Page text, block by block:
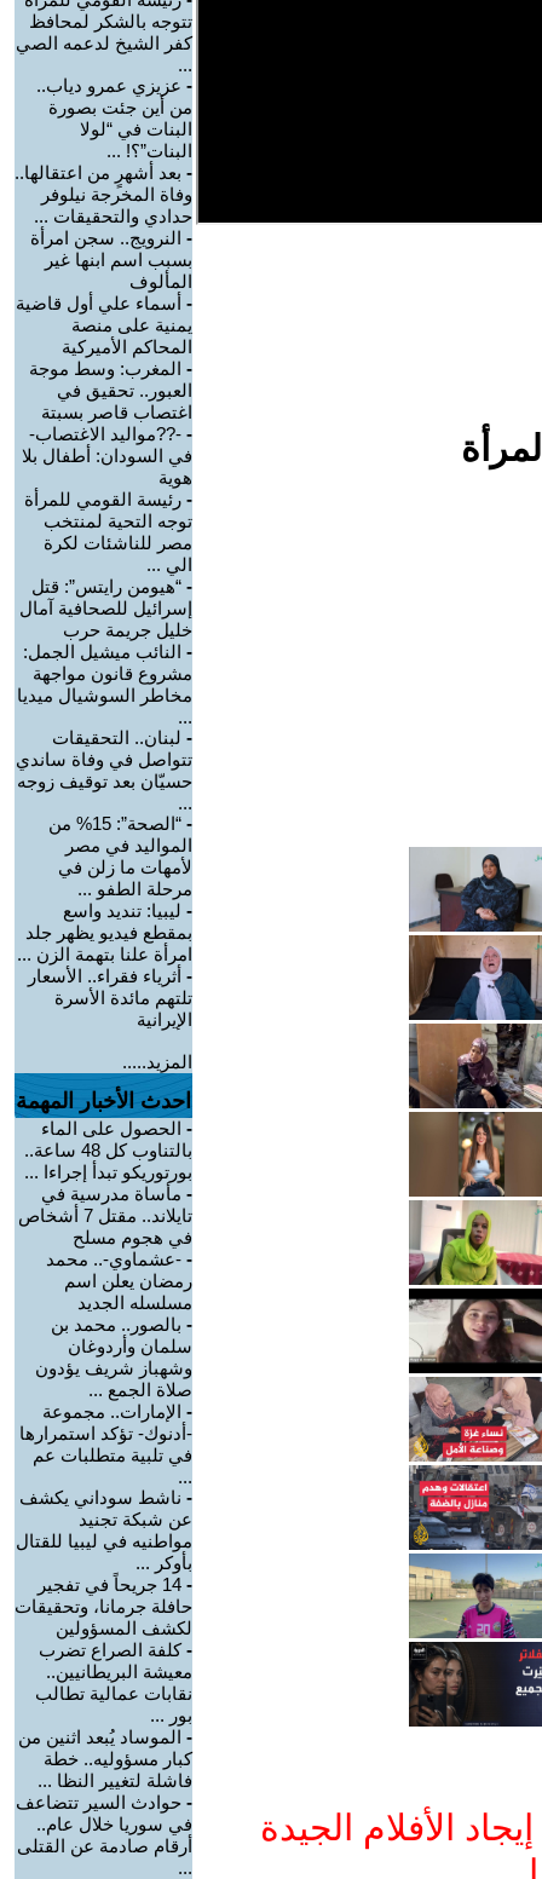
الأفلام الجيدة
تتوجه بالشكر لمحافظ
كفر الشيخ لدعمه الصي
...
- عزيزي عمرو دياب..
من أين جئت بصورة
البنات في “لولا
البنات”؟! ...
- بعد أشهرٍ من اعتقالها..
وفاة المخرجة نيلوفر
حدادي والتحقيقات ...
- النرويج.. سجن امرأة
بسبب اسم ابنها غير
المألوف
- أسماء علي أول قاضية
يمنية على منصة
المحاكم الأميركية
- المغرب: وسط موجة
العبور.. تحقيق في
اغتصاب قاصر بسبتة
- -??مواليد الاغتصاب-
في السودان: أطفال بلا
هوية
- رئيسة القومي للمرأة
توجه التحية لمنتخب
مصر للناشئات لكرة
الي ...
- “هيومن رايتس”: قتل
إسرائيل للصحافية آمال
خليل جريمة حرب
- النائب ميشيل الجمل:
مشروع قانون مواجهة
مخاطر السوشيال ميديا
...
- لبنان.. التحقيقات
تتواصل في وفاة ساندي
حسيّان بعد توقيف زوجه
...
-
“الصحة”: 15% من
المواليد في مصر
لأمهات ما زلن في
مرحلة الطفو ...
- ليبيا: تنديد واسع
بمقطع فيديو يظهر جلد
امرأة علنا بتهمة الزن ...
- أثرياء فقراء.. الأسعار
تلتهم مائدة الأسرة
الإيرانية
المزيد.....
احدث الأخبار المهمة
- الحصول على الماء
بالتناوب كل 48 ساعة..
بورتوريكو تبدأ إجراءا ...
- مأساة مدرسية في
تايلاند.. مقتل 7 أشخاص
في هجوم مسلح
- -عشماوي-.. محمد
رمضان يعلن اسم
مسلسله الجديد
- بالصور.. محمد بن
سلمان وأردوغان
وشهباز شريف يؤدون
صلاة الجمع ...
- الإمارات.. مجموعة
-أدنوك- تؤكد استمرارها
في تلبية متطلبات عم
...
- ناشط سوداني يكشف
عن شبكة تجنيد
مواطنيه في ليبيا للقتال
بأوكر ...
-
14 جريحاً في تفجير
حافلة جرمانا، وتحقيقات
لكشف المسؤولين
-كلفة الصراع تضرب
معيشة البريطانيين..
نقابات عمالية تطالب
بور ...
- الموساد يُبعد اثنين من
كبار مسؤوليه.. خطة
فاشلة لتغيير النظا ...
- حوادث السير تتضاعف
في سوريا خلال عام..
أرقام صادمة عن القتلى
...